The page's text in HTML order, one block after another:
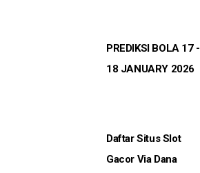
PREDIKSI BOLA 17 -
18 JANUARY 2026
Daftar Situs Slot
Gacor Via Dana